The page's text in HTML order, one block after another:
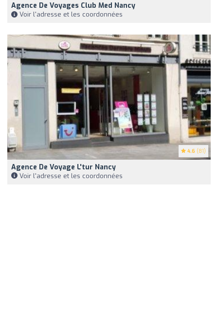
Agence De Voyages Club Med Nancy
Voir l'adresse et les coordonnées
4.6 (81)
Agence De Voyage L'tur Nancy
Voir l'adresse et les coordonnées